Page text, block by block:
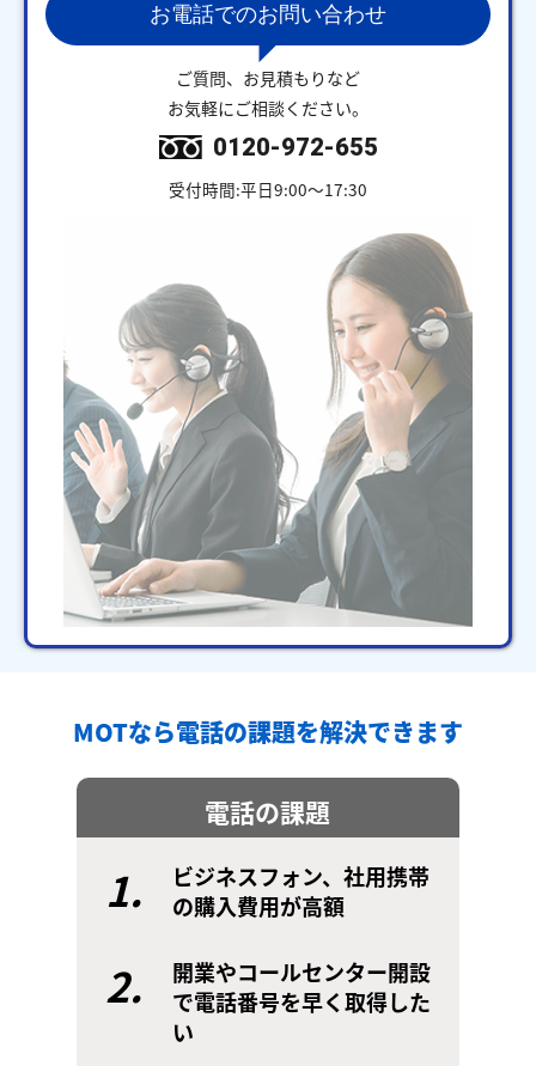
お電話でのお問い合わせ
ご質問、お見積もりなど
お気軽にご相談ください。
0120-972-655
受付時間:平日9:00～17:30
MOTなら電話の課題を解決できます
電話の課題
1.
ビジネスフォン、社用携帯
の購入費用が高額
2.
開業やコールセンター開設
で電話番号を早く取得した
い